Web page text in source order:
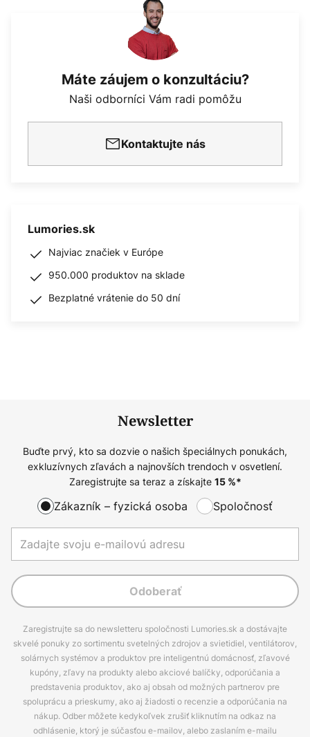
Máte záujem o konzultáciu?
Naši odborníci Vám radi pomôžu
Kontaktujte nás
Lumories.sk
Najviac značiek v Európe
950.000 produktov na sklade
Bezplatné vrátenie do 50 dní
Newsletter
Buďte prvý, kto sa dozvie o našich špeciálnych ponukách,
exkluzívnych zľavách a najnovších trendoch v osvetlení.
Zaregistrujte sa teraz a získajte 15%*
Zákazník – fyzická osoba Spoločnosť
Odoberať
Zaregistrujte sa do newsletteru spoločnosti Lumories.sk a dostávajte
skvelé ponuky zo sortimentu svetelných zdrojov a svietidiel, ventilátorov,
solárnych systémov a produktov pre inteligentnú domácnosť, zľavové
kupóny, zľavy na produkty alebo akciové balíčky, odporúčania a
predstavenia produktov, ako aj obsah od možných partnerov pre
spoluprácu a prieskumy, ako aj žiadosti o recenzie a odporúčania na
nákup. Odber môžete kedykoľvek zrušiť kliknutím na odkaz na
odhlásenie, ktorý je súčasťou e-mailov, alebo zaslaním e-mailu